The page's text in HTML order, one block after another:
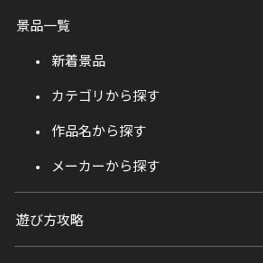
景品一覧
新着景品
カテゴリから探す
作品名から探す
メーカーから探す
遊び方攻略